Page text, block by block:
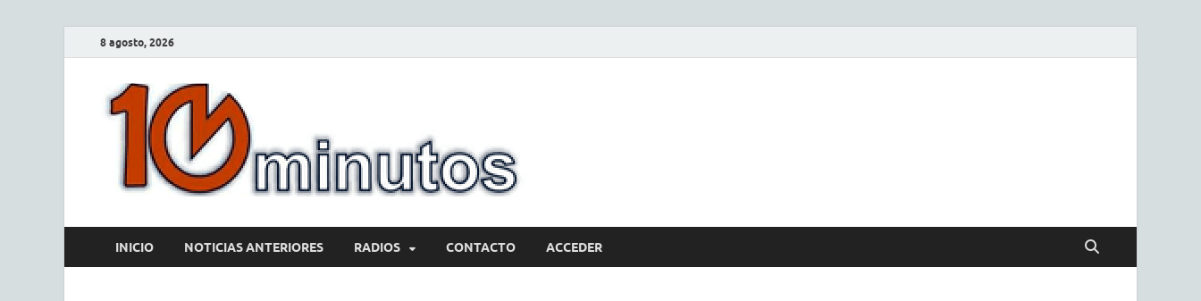
8 agosto, 2026
INICIO NOTICIAS ANTERIORES RADIOS CONTACTO ACCEDER